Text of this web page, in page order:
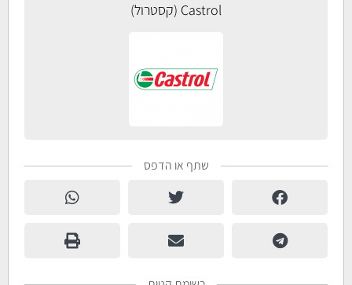
Castrol (קסטרול)
שתף או הדפס